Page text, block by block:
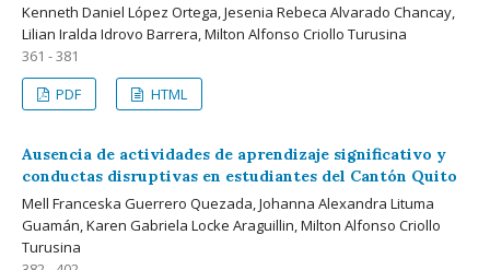
Kenneth Daniel López Ortega, Jesenia Rebeca Alvarado Chancay,
Lilian Iralda Idrovo Barrera, Milton Alfonso Criollo Turusina
361 - 381
PDF
HTML
Ausencia de actividades de aprendizaje significativo y
conductas disruptivas en estudiantes del Cantón Quito
Mell Franceska Guerrero Quezada, Johanna Alexandra Lituma
Guamán, Karen Gabriela Locke Araguillin, Milton Alfonso Criollo
Turusina